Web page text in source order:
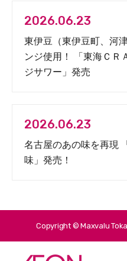
2026.06.23
東伊豆（東伊豆町、河
ンジ使用！ 「東海ＣＲ
ジサワー」発売
2026.06.23
名古屋のあの味を再現
味」発売！
Copyright © Maxvalu